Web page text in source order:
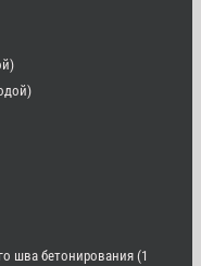
шва бетонирования (1